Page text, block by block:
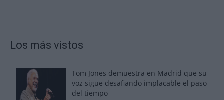
Los más vistos
Tom Jones demuestra en Madrid que su
voz sigue desafiando implacable el paso
del tiempo